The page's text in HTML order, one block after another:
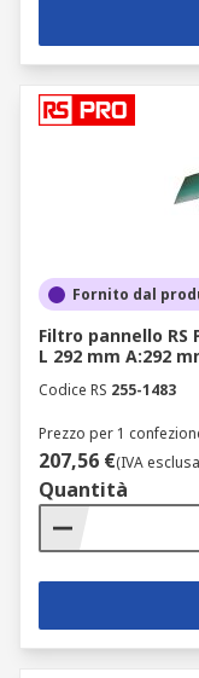
Fornito dal
Filtro pannello RS
L 292 mm A:292
Codice RS 255-1483
Prezzo per 1
207,56 €(IVA
Quantità